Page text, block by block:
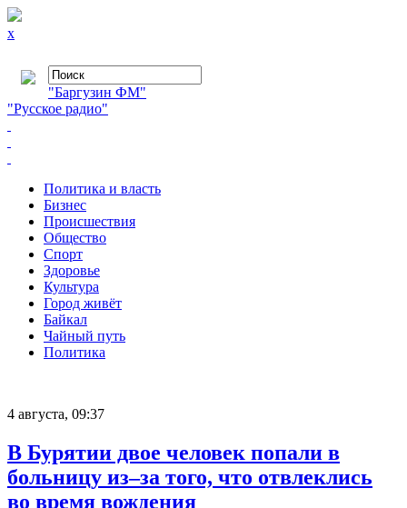
x
"Баргузин ФМ"
"Русское радио"
Политика и власть
Бизнес
Происшествия
Общество
Cпорт
Здоровье
Культура
Город живёт
Байкал
Чайный путь
Политика
4 августа, 09:37
В Бурятии двое человек попали в
больницу из–за того, что отвлеклись
во время вождения